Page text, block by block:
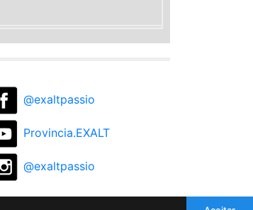
@exaltpassio
Provincia.EXALT
@exaltpassio